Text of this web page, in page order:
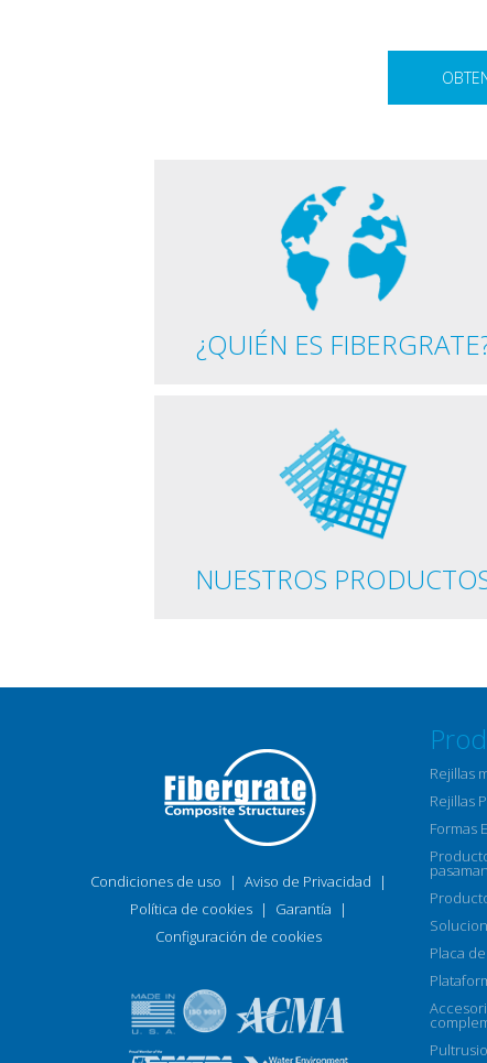
¿QUIÉN ES
NUESTROS
Condiciones de uso | Aviso de Privacidad
|
Política de cookies | Garantía
|
Configuración de cookies
Rejillas
Rejillas
Formas
Placa